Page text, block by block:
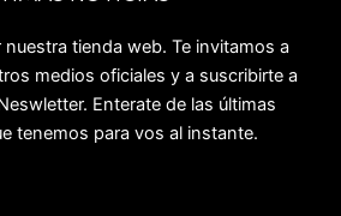
tienda web. Te invitamos a
medios oficiales y a suscribirte a
Enterate de las últimas
tenemos para vos al instante.